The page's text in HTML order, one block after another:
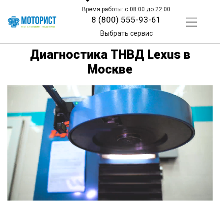
Время работы: с 08:00 до 22:00
8 (800) 555-93-61
Выбрать сервис
Диагностика ТНВД Lexus в
Москве